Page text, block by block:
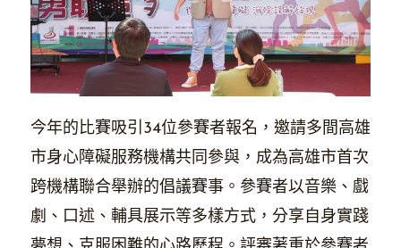
今年的比賽吸引34位參賽者報名，邀請多間高雄
市身心障礙服務機構共同參與，成為高雄市首次
跨機構聯合舉辦的倡議賽事。參賽者以音樂、戲
劇、口述、輔具展示等多樣方式，分享自身實踐